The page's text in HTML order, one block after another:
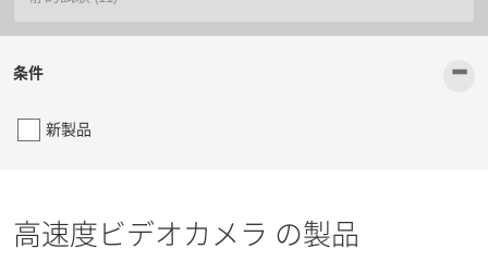
条件 -
新製品
高速度ビデオカメラ の製品